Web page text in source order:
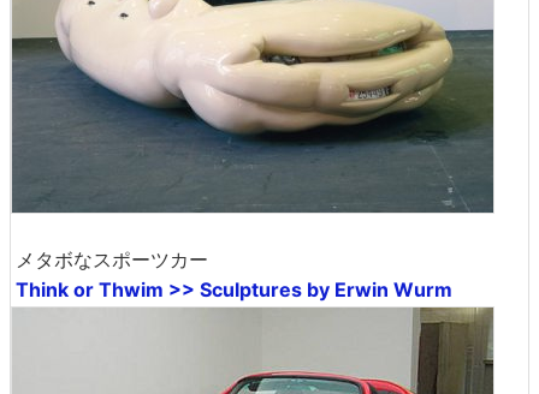
メタボなスポーツカー
Think or Thwim >> Sculptures by Erwin Wurm